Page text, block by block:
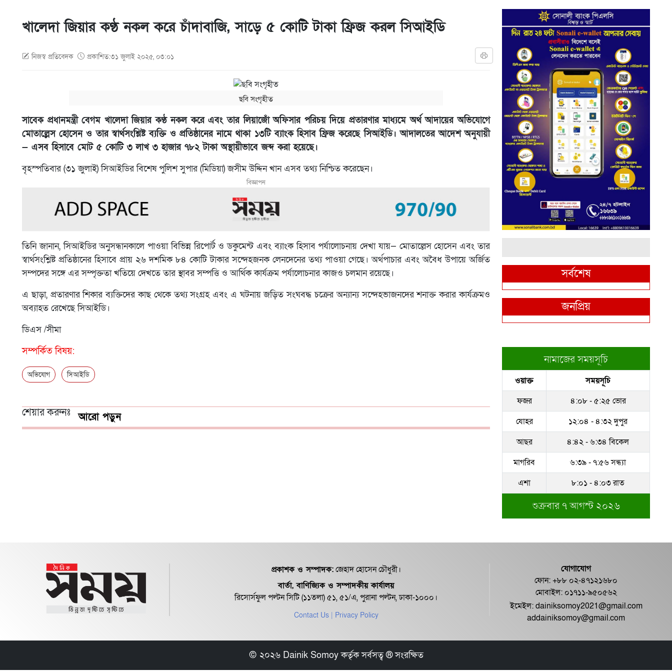
খালেদা জিয়ার কণ্ঠ নকল করে চাঁদাবাজি, সাড়ে ৫ কোটি টাকা ফ্রিজ করল সিআইডি
নিজস্ব প্রতিবেদক প্রকাশিত:৩১ জুলাই ২০২৫, ০৩:০১
ছবি সংগৃহীত
সাবেক প্রধানমন্ত্রী বেগম খালেদা জিয়ার কণ্ঠ নকল করে এবং তার লিয়াজোঁ অফিসার পরিচয় দিয়ে প্রতারণার মাধ্যমে অর্থ আদায়ের অভিযোগে
মোতাল্লেস হোসেন ও তার স্বার্থসংশ্লিষ্ট ব্যক্তি ও প্রতিষ্ঠানের নামে থাকা ১৩টি ব্যাংক হিসাব ফ্রিজ করেছে সিআইডি। আদালতের আদেশ অনুযায়ী
— এসব হিসাবে মোট ৫ কোটি ৩ লাখ ৩ হাজার ৭৮২ টাকা অস্থায়ীভাবে জব্দ করা হয়েছে।
বৃহস্পতিবার (৩১ জুলাই) সিআইডির বিশেষ পুলিশ সুপার (মিডিয়া) জসীম উদ্দিন খান এসব তথ্য নিশ্চিত করেছেন।
বিজ্ঞাপন
তিনি জানান, সিআইডির অনুসন্ধানকালে পাওয়া বিভিন্ন রিপোর্ট ও ডকুমেন্ট এবং ব্যাংক হিসাব পর্যালোচনায় দেখা যায়— মোতাল্লেস হোসেন এবং তার
স্বার্থসংশ্লিষ্ট প্রতিষ্ঠানের হিসাবে প্রায় ২৬ দশমিক ৮৪ কোটি টাকার সন্দেহজনক লেনদেনের তথ্য পাওয়া গেছে। অর্থপাচার এবং অবৈধ উপায়ে অর্জিত
সম্পদের সঙ্গে এর সম্পৃক্ততা খতিয়ে দেখতে তার স্থাবর সম্পত্তি ও আর্থিক কার্যক্রম পর্যালোচনার কাজও চলমান রয়েছে।
এ ছাড়া, প্রতারণার শিকার ব্যক্তিদের কাছ থেকে তথ্য সংগ্রহ এবং এ ঘটনায় জড়িত সংঘবদ্ধ চক্রের অন্যান্য সন্দেহভাজনদের শনাক্ত করার কার্যক্রমও
অব্যাহত রেখেছে সিআইডি।
ডিএস /সীমা
সম্পর্কিত বিষয়:
অভিযোগ সিআইডি
শেয়ার করুনঃ আরো পড়ুন
সর্বশেষ
জনপ্রিয়
নামাজের সময়সূচি
ওয়াক্ত
সময়সূচি
ফজর
৪:০৮ - ৫:২৫ ভোর
যোহর
১২:০৪ - ৪:৩২ দুপুর
আছর
৪:৪২ - ৬:৩৪ বিকেল
মাগরিব
৬:৩৯ - ৭:৫৬ সন্ধ্যা
এশা
৮:০১ - ৪:০৩ রাত
শুক্রবার ৭ আগস্ট ২০২৬
প্রকাশক ও সম্পাদক:জেহাদ হোসেন চৌধুরী।
বার্তা, বাণিজ্যিক ও সম্পাদকীয় কার্যালয়
রিসোর্সফুল পল্টন সিটি (১১তলা) ৫১, ৫১/এ, পুরানা পল্টন, ঢাকা-১০০০।
Contact Us | Privacy Policy
যোগাযোগ
ফোন: +৮৮ ০২-৪৭১২১৬৮০
মোবাইল: ০১৭১১-৯৫০৫৬২
ইমেইল:dainiksomoy2021@gmail.com
addainiksomoy@gmail.com
© ২০২৬ Dainik Somoy কর্তৃক সর্বসত্ব ® সংরক্ষিত